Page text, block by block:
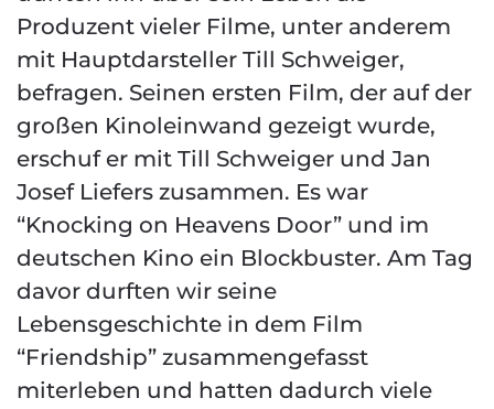
Produzent vieler Filme, unter anderem
mit Hauptdarsteller Till Schweiger,
befragen. Seinen ersten Film, der auf der
großen Kinoleinwand gezeigt wurde,
erschuf er mit Till Schweiger und Jan
Josef Liefers zusammen. Es war
“Knocking on Heavens Door” und im
deutschen Kino ein Blockbuster. Am Tag
davor durften wir seine
Lebensgeschichte in dem Film
“Friendship” zusammengefasst
miterleben und hatten dadurch viele